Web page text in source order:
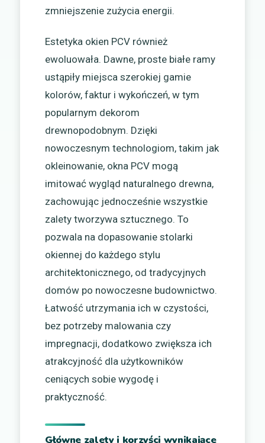
zmniejszenie zużycia energii.
Estetyka okien PCV również
ewoluowała. Dawne, proste białe ramy
ustąpiły miejsca szerokiej gamie
kolorów, faktur i wykończeń, w tym
popularnym dekorom
drewnopodobnym. Dzięki
nowoczesnym technologiom, takim jak
okleinowanie, okna PCV mogą
imitować wygląd naturalnego drewna,
zachowując jednocześnie wszystkie
zalety tworzywa sztucznego. To
pozwala na dopasowanie stolarki
okiennej do każdego stylu
architektonicznego, od tradycyjnych
domów po nowoczesne budownictwo.
Łatwość utrzymania ich w czystości,
bez potrzeby malowania czy
impregnacji, dodatkowo zwiększa ich
atrakcyjność dla użytkowników
ceniących sobie wygodę i
praktyczność.
Główne zalety i korzyści wynikające